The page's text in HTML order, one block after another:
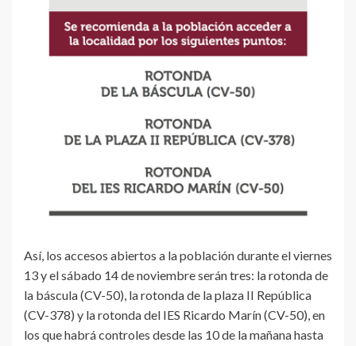
Así, los accesos abiertos a la población durante el viernes
13 y el sábado 14 de noviembre serán tres: la rotonda de
la báscula (CV-50), la rotonda de la plaza II República
(CV-378) y la rotonda del IES Ricardo Marín (CV-50), en
los que habrá controles desde las 10 de la mañana hasta